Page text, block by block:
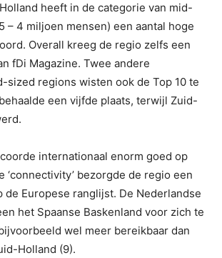
heeft in de categorie van mid-
– 4 miljoen mensen) een aantal hoge
Overall kreeg de regio zelfs een
fDi Magazine. Twee andere
sized regions wisten ook de Top 10 te
een vijfde plaats, terwijl Zuid-
internationaal enorm goed op
‘connectivity’ bezorgde de regio een
de Europese ranglijst. De Nederlandse
het Spaanse Baskenland voor zich te
wel meer bereikbaar dan
Holland (9).